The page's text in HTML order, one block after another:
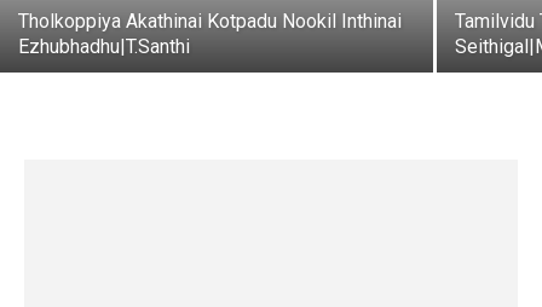
Tholkoppiya Akathinai Kotpadu Nookil Inthinai
Ezhubhadhu|T.Santhi
Tamilvidu